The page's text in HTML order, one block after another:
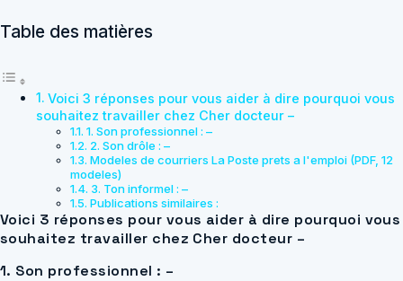
Table des matières
Voici 3 réponses pour vous aider à dire pourquoi vous
souhaitez travailler chez Cher docteur –
1. Son professionnel : –
2. Son drôle : –
Modeles de courriers La Poste prets a l'emploi (PDF, 12
modeles)
3. Ton informel : –
Publications similaires :
Voici 3 réponses pour vous aider à dire pourquoi vous
souhaitez travailler chez Cher docteur –
1. Son professionnel : –